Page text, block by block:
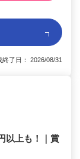
了日： 2026/08/31
以上も！｜賞